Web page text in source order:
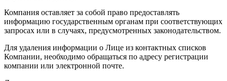
Компания оставляет за собой право предоставлять
информацию государственным органам при соответствующих
запросах или в случаях, предусмотренных законодательством.
Для удаления информации о Лице из контактных списков
Компании, необходимо обращаться по адресу регистрации
компании или электронной почте.